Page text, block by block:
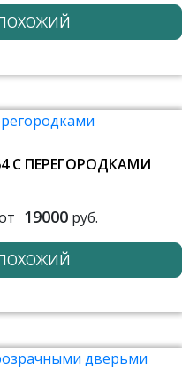
С ПЕРЕГОРОДКАМИ
19000руб.